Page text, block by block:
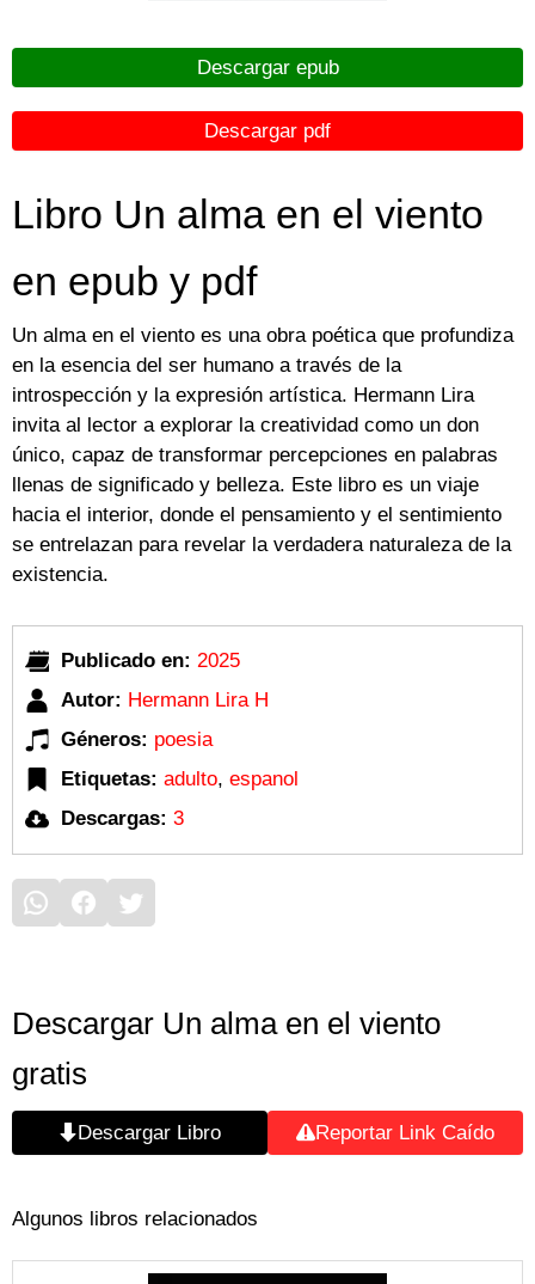
Descargar epub
Descargar pdf
Libro Un alma en el viento
en epub y pdf
Un alma en el viento es una obra poética que profundiza
en la esencia del ser humano a través de la
introspección y la expresión artística. Hermann Lira
invita al lector a explorar la creatividad como un don
único, capaz de transformar percepciones en palabras
llenas de significado y belleza. Este libro es un viaje
hacia el interior, donde el pensamiento y el sentimiento
se entrelazan para revelar la verdadera naturaleza de la
existencia.
Publicado en: 2025
Autor: Hermann Lira H
Géneros: poesia
Etiquetas: adulto, espanol
Descargas: 3
Descargar Un alma en el viento
gratis
Descargar Libro Reportar Link Caído
Algunos libros relacionados